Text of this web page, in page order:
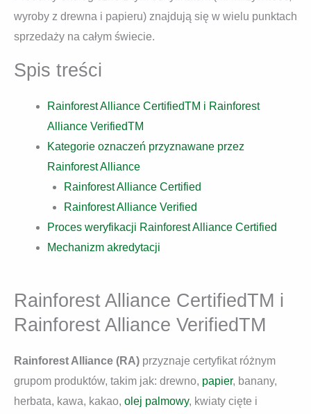
wyroby z drewna i papieru) znajdują się w wielu punktach
sprzedaży na całym świecie.
Spis treści
Rainforest Alliance CertifiedTM i Rainforest
Alliance VerifiedTM
Kategorie oznaczeń przyznawane przez
Rainforest Alliance
Rainforest Alliance Certified
Rainforest Alliance Verified
Proces weryfikacji Rainforest Alliance Certified
Mechanizm akredytacji
Rainforest Alliance CertifiedTM i
Rainforest Alliance VerifiedTM
Rainforest Alliance (RA) przyznaje certyfikat różnym
grupom produktów, takim jak: drewno, papier, banany,
herbata, kawa, kakao, olej palmowy, kwiaty cięte i